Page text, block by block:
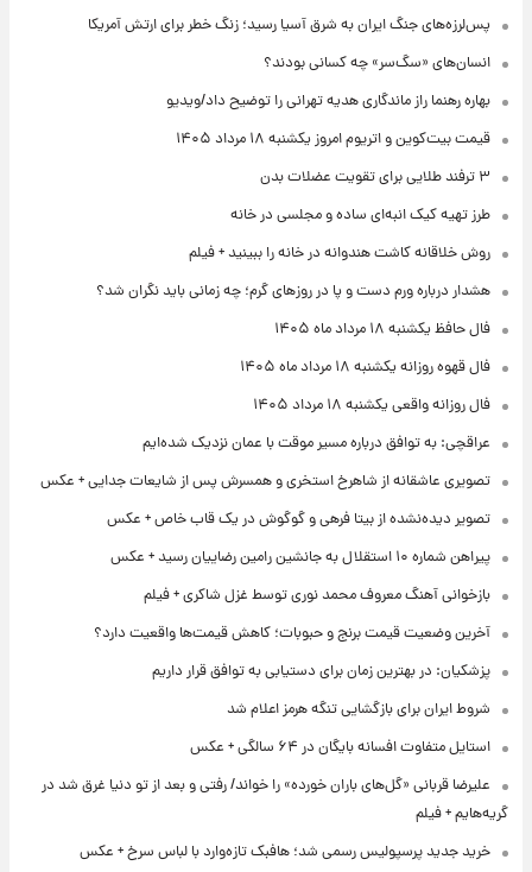
پس‌لرزه‌های جنگ ایران به شرق آسیا رسید؛ زنگ خطر برای ارتش آمریکا
انسان‌های «سگ‌سر» چه کسانی بودند؟
بهاره رهنما راز ماندگاری هدیه تهرانی را توضیح داد/ویدیو
قیمت بیت‌کوین و اتریوم امروز یکشنبه ۱۸ مرداد ۱۴۰۵
۳ ترفند طلایی برای تقویت عضلات بدن
طرز تهیه کیک انبه‌ای ساده و مجلسی در خانه
روش خلاقانه کاشت هندوانه در خانه را ببینید + فیلم
هشدار درباره ورم دست و پا در روزهای گرم؛ چه زمانی باید نگران شد؟
فال حافظ یکشنبه ۱۸ مرداد ماه ۱۴۰۵
فال قهوه روزانه یکشنبه ۱۸ مرداد ماه ۱۴۰۵
فال روزانه واقعی یکشنبه ۱۸ مرداد ۱۴۰۵
عراقچی: به توافق درباره مسیر موقت با عمان نزدیک شده‌ایم
تصویری عاشقانه از شاهرخ استخری و همسرش پس از شایعات جدایی + عکس
تصویر دیده‌نشده از بیتا فرهی و گوگوش در یک قاب خاص + عکس
پیراهن شماره ۱۰ استقلال به جانشین رامین رضاییان رسید + عکس
بازخوانی آهنگ معروف محمد نوری توسط غزل شاکری + فیلم
آخرین وضعیت قیمت برنج و حبوبات؛ کاهش قیمت‌ها واقعیت دارد؟
پزشکیان: در بهترین زمان برای دستیابی به توافق قرار داریم
شروط ایران برای بازگشایی تنگه هرمز اعلام شد
استایل متفاوت افسانه بایگان در ۶۴ سالگی + عکس
علیرضا قربانی «گل‌های باران خورده» را خواند/ رفتی و بعد از تو دنیا غرق شد در
گریه‌هایم + فیلم
خرید جدید پرسپولیس رسمی شد؛ هافبک تازه‌وارد با لباس سرخ + عکس